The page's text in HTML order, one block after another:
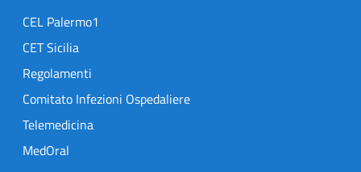
CEL Palermo1
CET Sicilia
Regolamenti
Comitato Infezioni Ospedaliere
Telemedicina
MedOral